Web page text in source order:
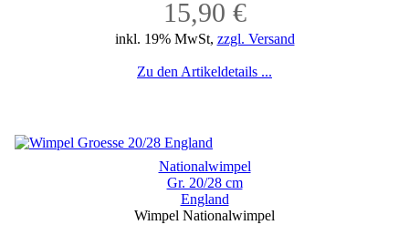
15,90 €
inkl. 19% MwSt, zzgl. Versand
Zu den Artikeldetails ...
Nationalwimpel
Gr. 20/28 cm
England
Wimpel Nationalwimpel